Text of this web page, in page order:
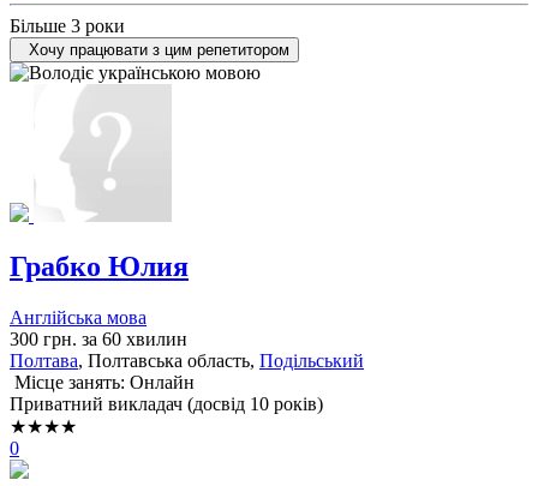
Більше 3 роки
Хочу працювати з цим репетитором
Грабко Юлия
Англійська мова
300 грн. за 60 хвилин
Полтава, Полтавська область, Подільський
Місце занять: Онлайн
Приватний викладач (досвід 10 років)
★★★★
0